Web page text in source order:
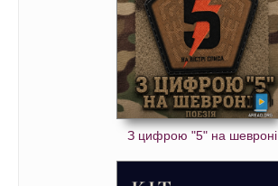
З цифрою "5" на шевроні